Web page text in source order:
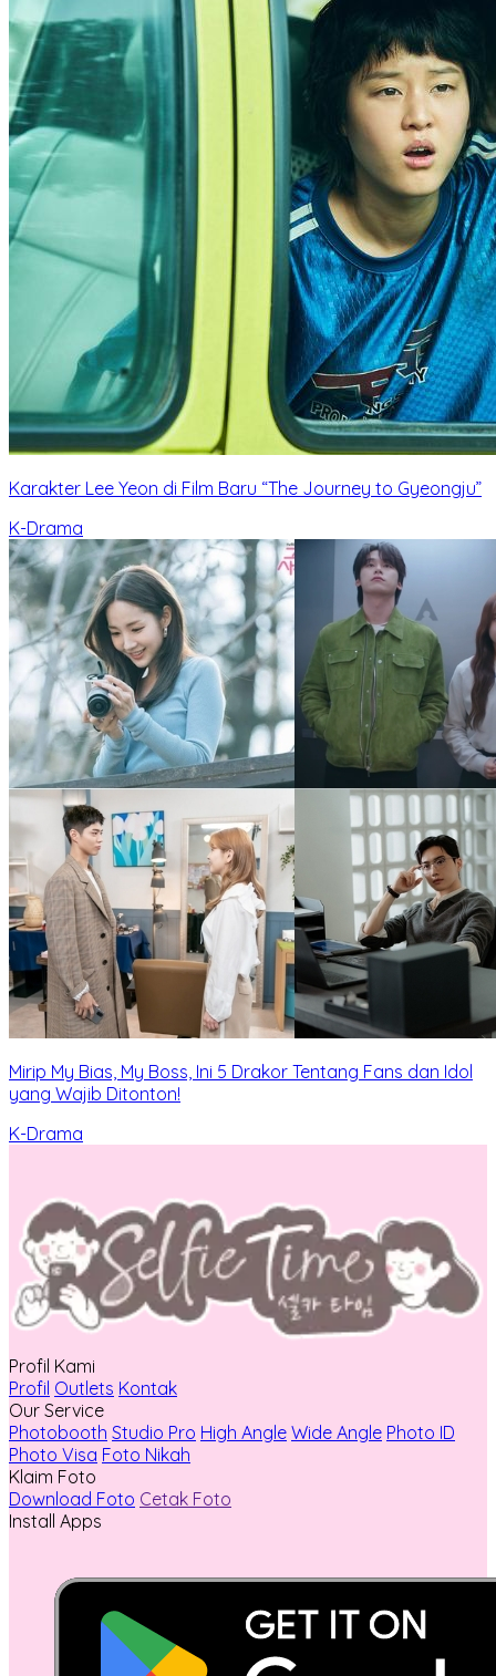
Karakter Lee Yeon di Film Baru “The Journey to Gyeongju”
K-Drama
Mirip My Bias, My Boss, Ini 5 Drakor Tentang Fans dan Idol
yang Wajib Ditonton!
K-Drama
Profil Kami
Profil Outlets Kontak
Our Service
Photobooth Studio Pro High Angle Wide Angle Photo ID
Photo Visa Foto Nikah
Klaim Foto
Download Foto Cetak Foto
Install Apps